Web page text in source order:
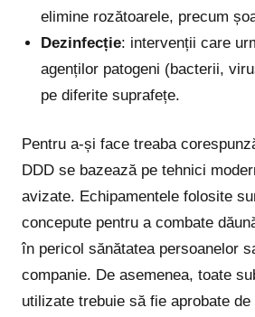
elimine rozătoarele, precum
Dezinfecție: intervenții care
agenților patogeni (bacterii,
pe diferite suprafețe.
Pentru a-și face treaba
DDD se bazează pe tehnici
avizate. Echipamentele folosite
concepute pentru a combate
în pericol sănătatea persoanelor
companie. De asemenea, toate
utilizate trebuie să fie aprobate